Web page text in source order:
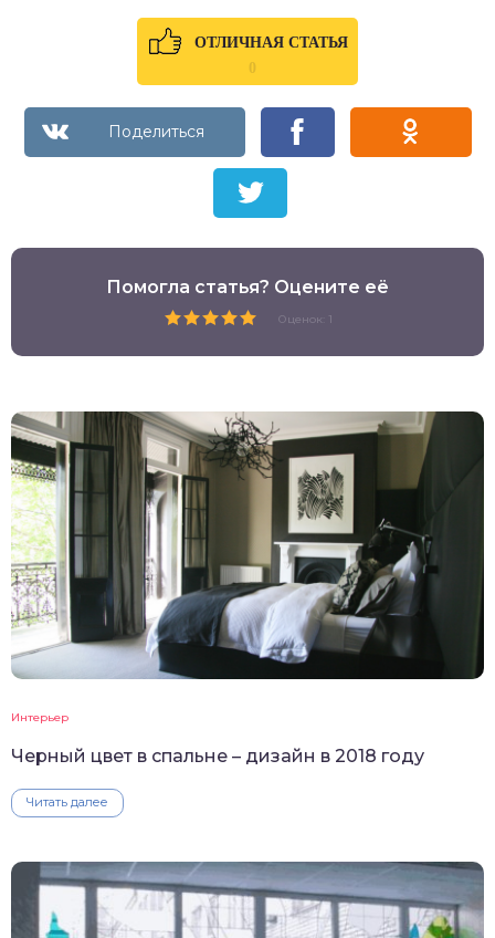
ОТЛИЧНАЯ СТАТЬЯ
0
Помогла статья? Оцените её
Оценок: 1
Интерьер
Черный цвет в спальне – дизайн в 2018 году
Читать далее